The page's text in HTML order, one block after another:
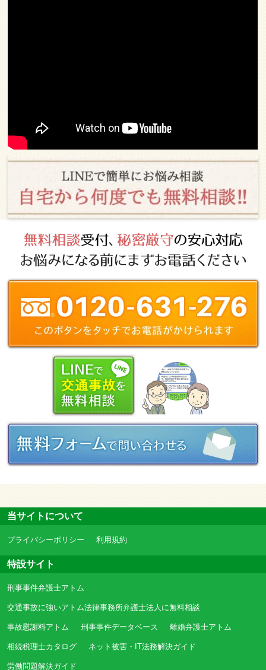
当サイトについて
プライバシーポリシー 利用規約
特設サイト
刑事事件弁護士アトム
交通事故に強いアトム法律事務所弁護士法人に無料相談
事故慰謝料アトム 刑事事件データベース 離婚弁護士アトム
相続税理士カタログ ネット被害・IT法務解決ガイド
労働問題解決ガイド